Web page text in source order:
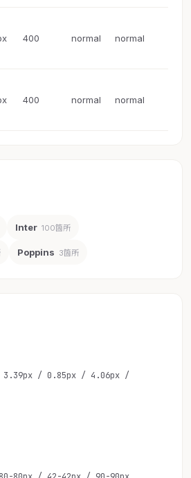
400 normal normal
400 normal normal
Inter 100箇所
Poppins 3箇所
/ 0.85px / 4.06px /